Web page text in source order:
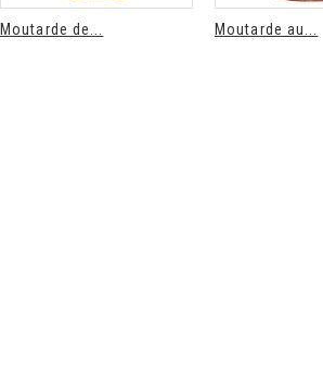
Moutarde de... Moutarde au...